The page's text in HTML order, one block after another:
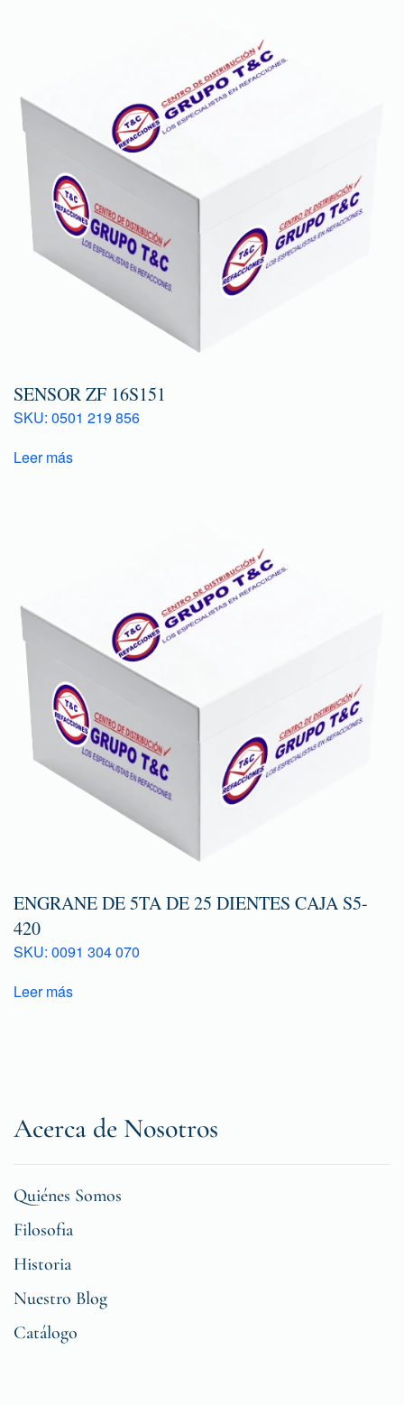
SENSOR ZF 16S151
SKU: 0501 219 856
Leer más
ENGRANE DE 5TA DE 25 DIENTES CAJA S5-
420
SKU: 0091 304 070
Leer más
Acerca de Nosotros
Quiénes Somos
Filosofia
Historia
Nuestro Blog
Catálogo